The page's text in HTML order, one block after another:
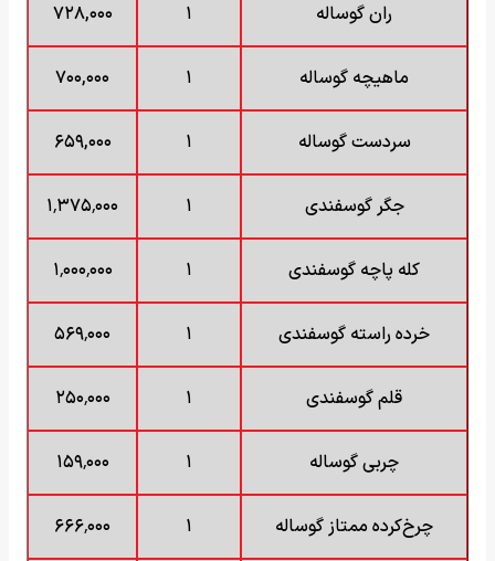
ران گوساله ۱ ۷۲۸,۰۰۰
ماهیچه گوساله ۱ ۷۰۰,۰۰۰
سردست گوساله ۱ ۶۵۹,۰۰۰
جگر گوسفندی ۱ ۱٬۳۷۵٬۰۰۰
کله پاچه گوسفندی ۱ ۱٬۰۰۰٬۰۰۰
خرده راسته گوسفندی ۱ ۵۶۹٬۰۰۰
قلم گوسفندی ۱ ۲۵۰٬۰۰۰
چربی گوساله ۱ ۱۵۹٬۰۰۰
چرخ‌کرده ممتاز گوساله ۱ ۶۶۶٬۰۰۰